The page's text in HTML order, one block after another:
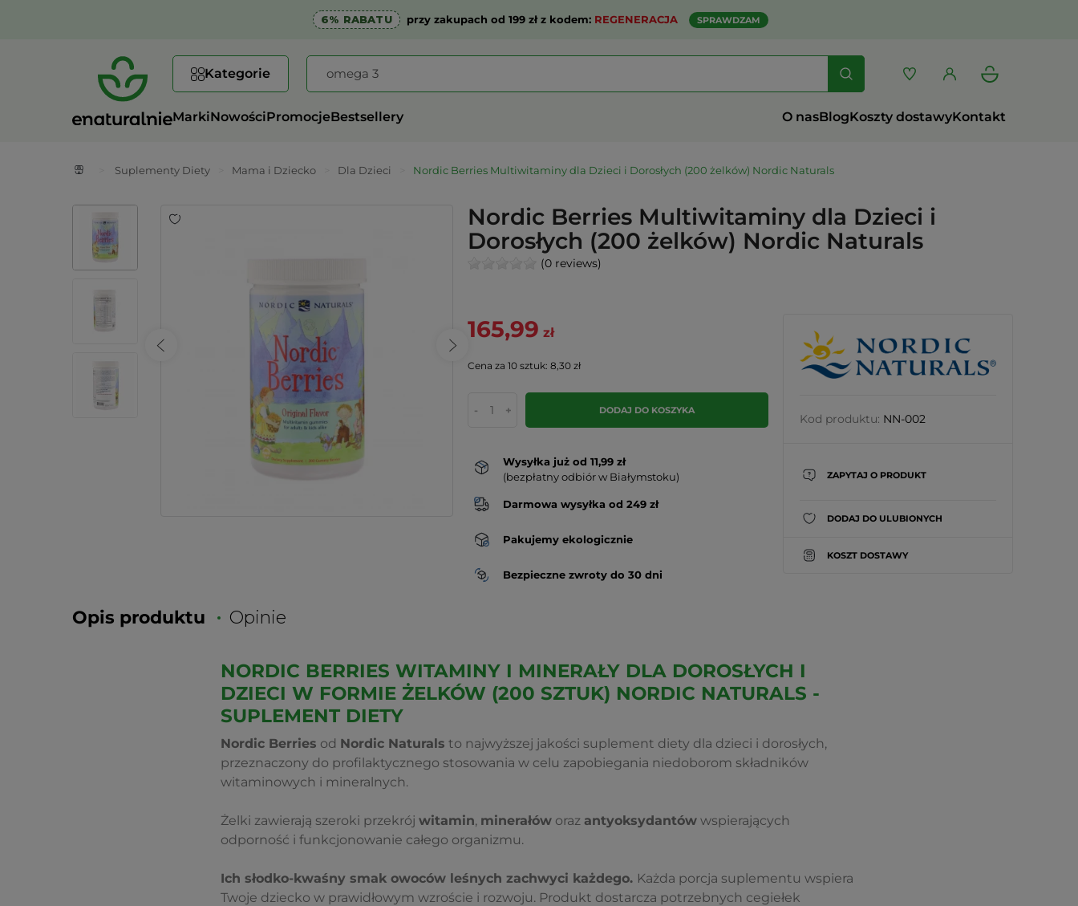
6% RABATU przy zakupach od 199 zł z kodem: REGENERACJA SPRAWDZAM
Kategorie
MarkiNowościPromocjeBestsellery O nasBlogKoszty dostawyKontakt
Suplementy Diety Mama i Dziecko Dla Dzieci Nordic Berries Multiwitaminy dla Dzieci i Dorosłych (200 żelków) Nordic Naturals
Nordic Berries Multiwitaminy dla Dzieci i
Dorosłych (200 żelków) Nordic Naturals
(0 reviews)
165,99 zł
Cena za 10 sztuk: 8,30 zł
- + DODAJ DO KOSZYKA
Wysyłka już od 11,99 zł
(bezpłatny odbiór w Białymstoku)
Darmowa wysyłka od 249 zł
Pakujemy ekologicznie
Bezpieczne zwroty do 30 dni
Kod produktu: NN-002
ZAPYTAJ O PRODUKT
DODAJ DO ULUBIONYCH
KOSZT DOSTAWY
Opis produktu Opinie
NORDIC BERRIES WITAMINY I MINERAŁY DLA DOROSŁYCH I
DZIECI W FORMIE ŻELKÓW (200 SZTUK) NORDIC NATURALS -
SUPLEMENT DIETY
Nordic Berries od Nordic Naturals to najwyższej jakości suplement diety dla dzieci i dorosłych,
przeznaczony do profilaktycznego stosowania w celu zapobiegania niedoborom składników
witaminowych i mineralnych.
Żelki zawierają szeroki przekrój witamin, minerałóworaz antyoksydantówwspierających
odporność i funkcjonowanie całego organizmu.
Ich słodko-kwaśny smak owoców leśnych zachwyci każdego. Każda porcja suplementu wspiera
Twoje dziecko w prawidłowym wzroście i rozwoju. Produkt dostarcza potrzebnych cegiełek